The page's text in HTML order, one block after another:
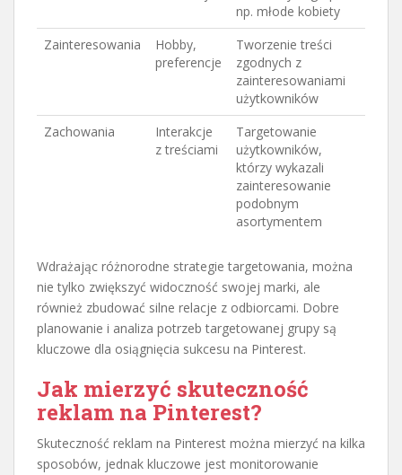
np. młode kobiety
Zainteresowania
Hobby,
preferencje
Tworzenie treści
zgodnych z
zainteresowaniami
użytkowników
Zachowania
Interakcje
z treściami
Targetowanie
użytkowników,
którzy wykazali
zainteresowanie
podobnym
asortymentem
Wdrażając różnorodne strategie targetowania, można
nie tylko zwiększyć widoczność swojej marki, ale
również zbudować silne relacje z odbiorcami. Dobre
planowanie i analiza potrzeb targetowanej grupy są
kluczowe dla osiągnięcia sukcesu na Pinterest.
Jak mierzyć skuteczność
reklam na Pinterest?
Skuteczność reklam na Pinterest można mierzyć na kilka
sposobów, jednak kluczowe jest monitorowanie